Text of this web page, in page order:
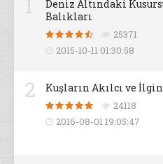
Deniz Altındaki
Balıkları
25371
2015-10-11 01:30:58
2 Kuşların Akılcı ve
24118
2016-08-01 19:05:47